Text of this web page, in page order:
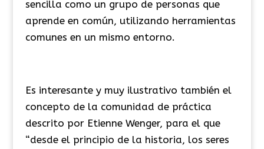
sencilla como un grupo de personas que
aprende en común, utilizando herramientas
comunes en un mismo entorno.
Es interesante y muy ilustrativo también el
concepto de la comunidad de práctica
descrito por Etienne Wenger, para el que
“desde el principio de la historia, los seres